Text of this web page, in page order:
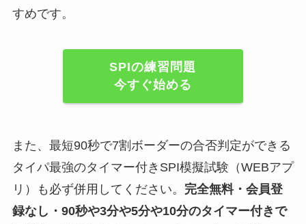
すめです。
SPIの練習問題
今すぐ始める
また、最短90秒で7割ボーダーの合否判定ができる
タイパ最強のタイマー付きSPI模擬試験（WEBアプ
リ）も必ず併用してください。 完全無料・会員登
録なし・90秒や3分や5分や10分のタイマー付きで